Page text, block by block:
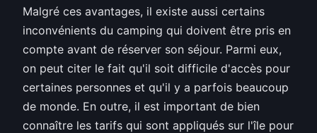
Malgré ces avantages, il existe aussi certains
inconvénients du camping qui doivent être pris en
compte avant de réserver son séjour. Parmi eux,
on peut citer le fait qu'il soit difficile d'accès pour
certaines personnes et qu'il y a parfois beaucoup
de monde. En outre, il est important de bien
connaître les tarifs qui sont appliqués sur l'île pour